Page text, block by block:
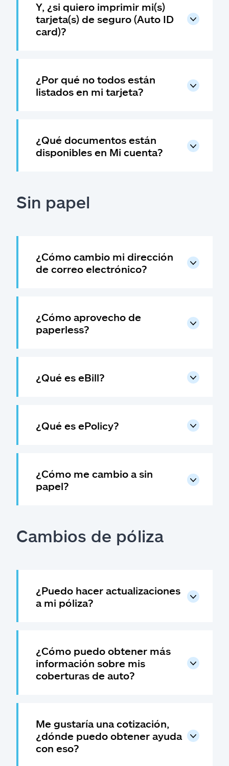
Y, ¿si quiero imprimir mi(s)
tarjeta(s) de seguro (Auto ID
card)?
¿Por qué no todos están
listados en mi tarjeta?
¿Qué documentos están
disponibles en Mi cuenta?
Sin papel
¿Cómo cambio mi dirección
de correo electrónico?
¿Cómo aprovecho de
paperless?
¿Qué es eBill?
¿Qué es ePolicy?
¿Cómo me cambio a sin
papel?
Cambios de póliza
¿Puedo hacer actualizaciones
a mi póliza?
¿Cómo puedo obtener más
información sobre mis
coberturas de auto?
Me gustaría una cotización,
¿dónde puedo obtener ayuda
con eso?